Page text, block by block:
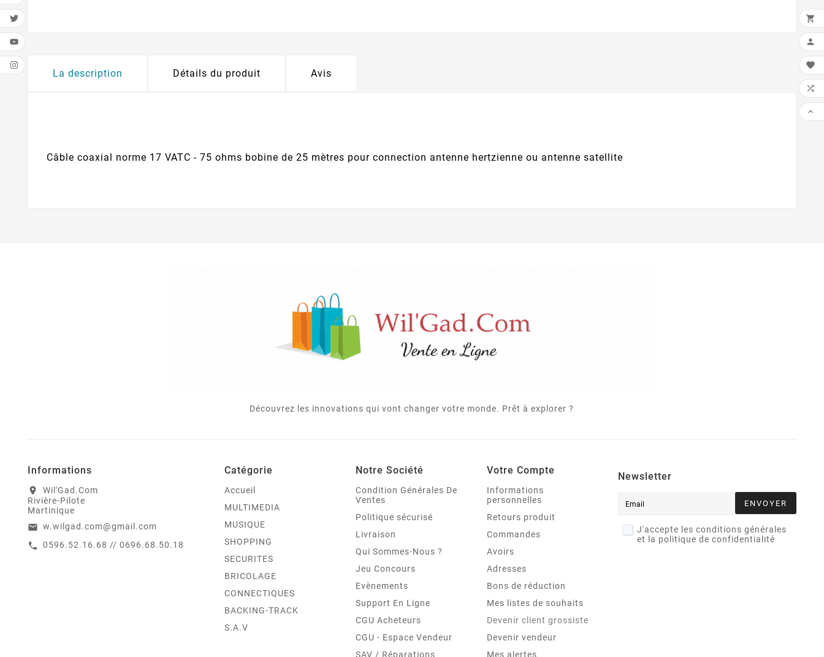
La description Détails du produit Avis
Câble coaxial norme 17 VATC - 75 ohms bobine de 25 mètres pour connection antenne hertzienne ou antenne satellite
Découvrez les innovations qui vont changer votre monde. Prêt à explorer ?
Informations
location_on
Wil'Gad.Com
Rivière-Pilote
Martinique
email w.wilgad.com@gmail.com
call 0596.52.16.68 // 0696.68.50.18
Catégorie
Accueil
MULTIMEDIA
MUSIQUE
SHOPPING
SECURITES
BRICOLAGE
CONNECTIQUES
BACKING-TRACK
S.A.V
Notre Société
Condition Générales De
Ventes
Politique sécurisé
Livraison
Qui Sommes-Nous ?
Jeu Concours
Evènements
Support En Ligne
CGU Acheteurs
CGU - Espace Vendeur
SAV / Réparations
Votre Compte
Informations
personnelles
Retours produit
Commandes
Avoirs
Adresses
Bons de réduction
Mes listes de souhaits
Devenir client grossiste
Devenir vendeur
Mes alertes
Newsletter
ENVOYER
J'accepte les conditions générales
et la politique de confidentialité




